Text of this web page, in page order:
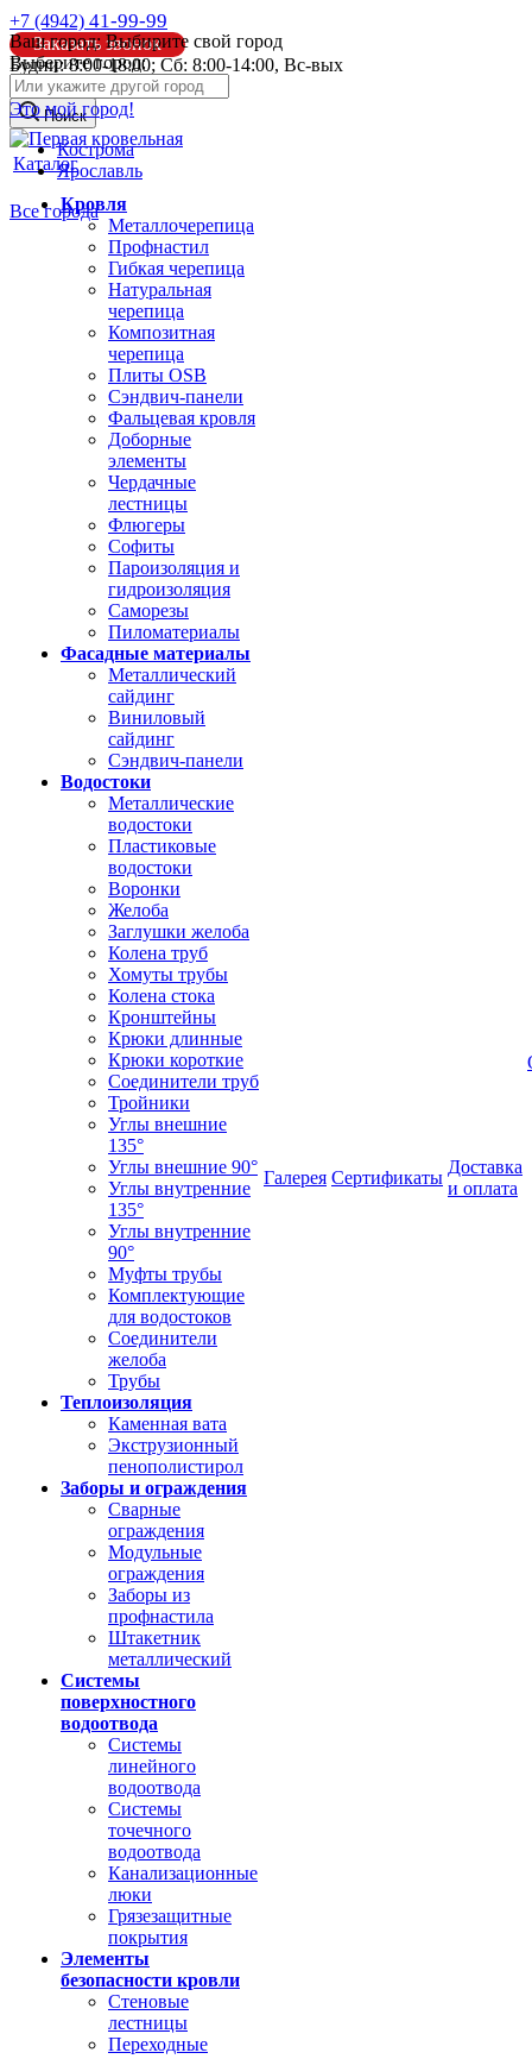
Ваш город: Выбирите свой город
Выберите город:
Это мой город!
Кострома
Ярославль
Все города
+7 (4942) 41-99-99
Заказать звонок
Будни: 8:00-18:00; Сб: 8:00-14:00, Вс-вых
info@pk44.ru
Поиск
Каталог
Кровля
Металлочерепица
Профнастил
Гибкая черепица
Натуральная
черепица
Композитная
черепица
Плиты OSB
Сэндвич-панели
Фальцевая кровля
Доборные
элементы
Чердачные
лестницы
Флюгеры
Софиты
Пароизоляция и
гидроизоляция
Саморезы
Пиломатериалы
Фасадные материалы
Металлический
сайдинг
Виниловый
сайдинг
Сэндвич-панели
Водостоки
Металлические
водостоки
Пластиковые
водостоки
Воронки
Желоба
Заглушки желоба
Колена труб
Хомуты трубы
Колена стока
Кронштейны
Крюки длинные
Крюки короткие
Соединители труб
Тройники
Углы внешние
135°
Углы внешние 90°
Углы внутренние
135°
Углы внутренние
90°
Муфты трубы
Комплектующие
для водостоков
Соединители
желоба
Трубы
Теплоизоляция
Каменная вата
Экструзионный
пенополистирол
Заборы и ограждения
Сварные
ограждения
Модульные
ограждения
Заборы из
профнастила
Штакетник
металлический
Системы
поверхностного
водоотвода
Системы
линейного
водоотвода
Системы
точечного
водоотвода
Канализационные
люки
Грязезащитные
покрытия
Элементы
безопасности кровли
Стеновые
лестницы
Переходные
Галерея Сертификаты
Доставка
и оплата